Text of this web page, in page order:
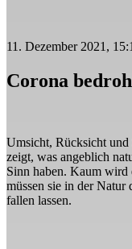
11. Dezember 2021,
Corona
Umsicht, Rücksicht und
zeigt, was angeblich
Sinn haben. Kaum wird
müssen sie in der Natur
fallen lassen.